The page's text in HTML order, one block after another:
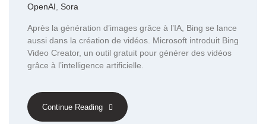
OpenAI Sora
Après la génération d’images grâce à l’IA, Bing se lance
aussi dans la création de vidéos. Microsoft introduit Bing
Video Creator, un outil gratuit pour générer des vidéos
grâce à l’intelligence artificielle.
Continue Reading